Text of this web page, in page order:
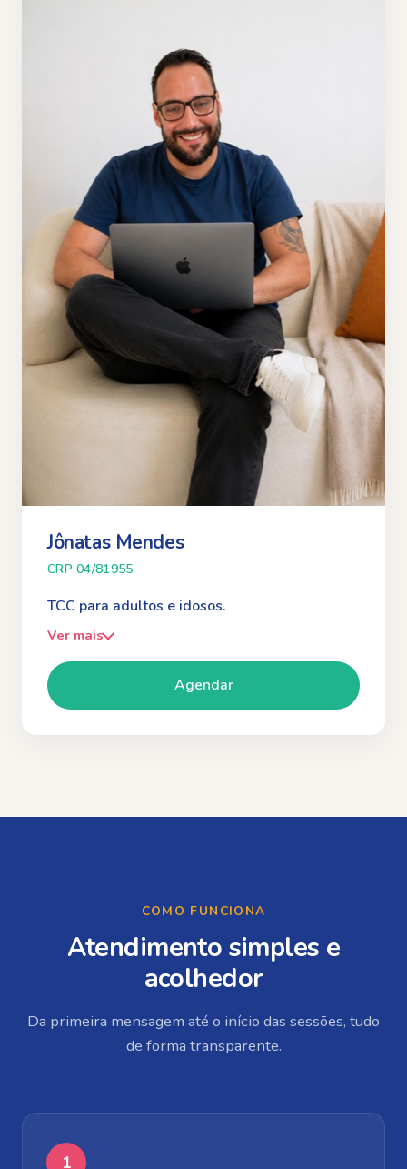
Jônatas Mendes
CRP 04/81955
TCC para adultos e idosos.
Ver mais
Agendar
COMO FUNCIONA
Atendimento simples e
acolhedor
Da primeira mensagem até o início das sessões, tudo
de forma transparente.
1